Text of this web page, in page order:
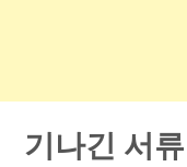
기나긴 서